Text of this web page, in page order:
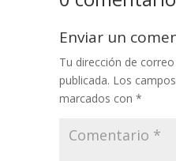
Enviar un
Tu dirección de
publicada. Los
marcados con *